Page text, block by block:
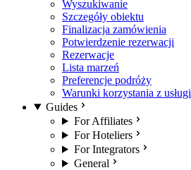
Wyszukiwanie
Szczegóły obiektu
Finalizacja zamówienia
Potwierdzenie rezerwacji
Rezerwacje
Lista marzeń
Preferencje podróży
Warunki korzystania z usługi
Guides
For Affiliates
For Hoteliers
For Integrators
General